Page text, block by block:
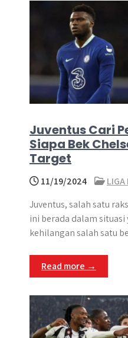
Juventus Cari
Siapa Bek
Target
11/19/2024 LIGA
Juventus, salah satu
ini berada dalam
kehilangan salah satu
Read more →